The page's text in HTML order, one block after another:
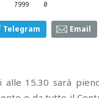
7999 0
Telegram Email
15.30 sarà